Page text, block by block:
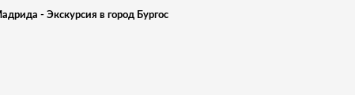
- Экскурсия в город Бургос